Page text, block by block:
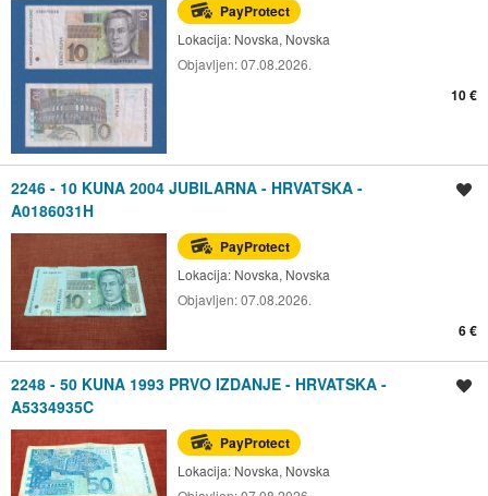
PayProtect
Lokacija: Novska, Novska
Objavljen:07.08.2026.
10 €
2246 - 10 KUNA 2004 JUBILARNA - HRVATSKA -
A0186031H
PayProtect
Lokacija: Novska, Novska
Objavljen:07.08.2026.
6 €
2248 - 50 KUNA 1993 PRVO IZDANJE - HRVATSKA -
A5334935C
PayProtect
Lokacija: Novska, Novska